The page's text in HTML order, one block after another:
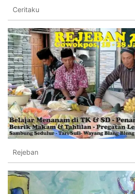
Ceritaku
Rejeban